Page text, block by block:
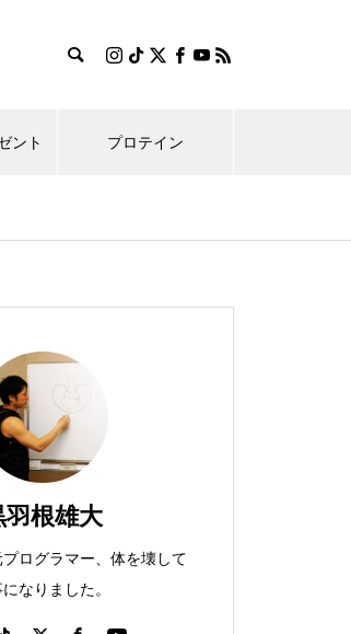
ント プロテイン
羽根雄大
ログラマー、体を壊して
なりました。